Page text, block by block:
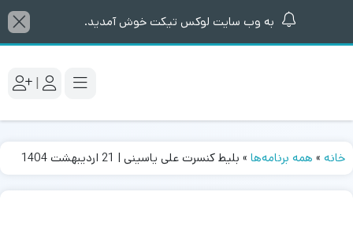
به وب سایت لوکس تیکت خوش آمدید.
|
خانه » همه برنامه‌ها » بلیط کنسرت علی یاسینی | 21 اردیبهشت 1404